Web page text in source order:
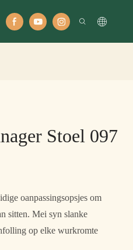
Stoel 097
oanpassingsopsjes om
sitten. Mei syn slanke
op elke wurkromte